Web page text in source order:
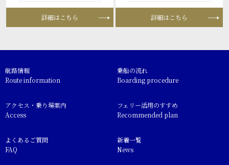
詳細はこちら 詳細はこちら
航路情報
Route information
乗船の流れ
Boarding procedure
アクセス・乗り場案内
Access
フェリー活用のすすめ
Recommended plan
よくあるご質問
FAQ
新着一覧
News